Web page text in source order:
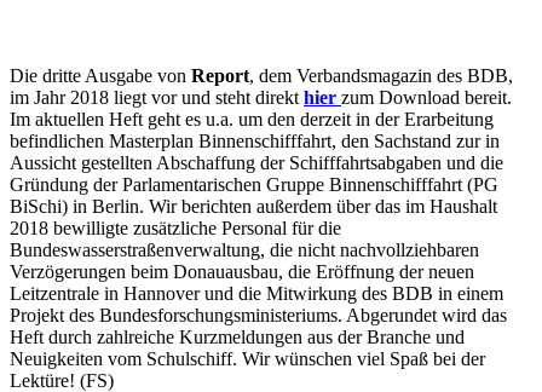
Die dritte Ausgabe von Report, dem Verbandsmagazin des BDB,
im Jahr 2018 liegt vor und steht direkt hier zum Download bereit.
Im aktuellen Heft geht es u.a. um den derzeit in der Erarbeitung
befindlichen Masterplan Binnenschifffahrt, den Sachstand zur in
Aussicht gestellten Abschaffung der Schifffahrtsabgaben und die
Gründung der Parlamentarischen Gruppe Binnenschifffahrt (PG
BiSchi) in Berlin. Wir berichten außerdem über das im Haushalt
2018 bewilligte zusätzliche Personal für die
Bundeswasserstraßenverwaltung, die nicht nachvollziehbaren
Verzögerungen beim Donauausbau, die Eröffnung der neuen
Leitzentrale in Hannover und die Mitwirkung des BDB in einem
Projekt des Bundesforschungsministeriums. Abgerundet wird das
Heft durch zahlreiche Kurzmeldungen aus der Branche und
Neuigkeiten vom Schulschiff. Wir wünschen viel Spaß bei der
Lektüre! (FS)